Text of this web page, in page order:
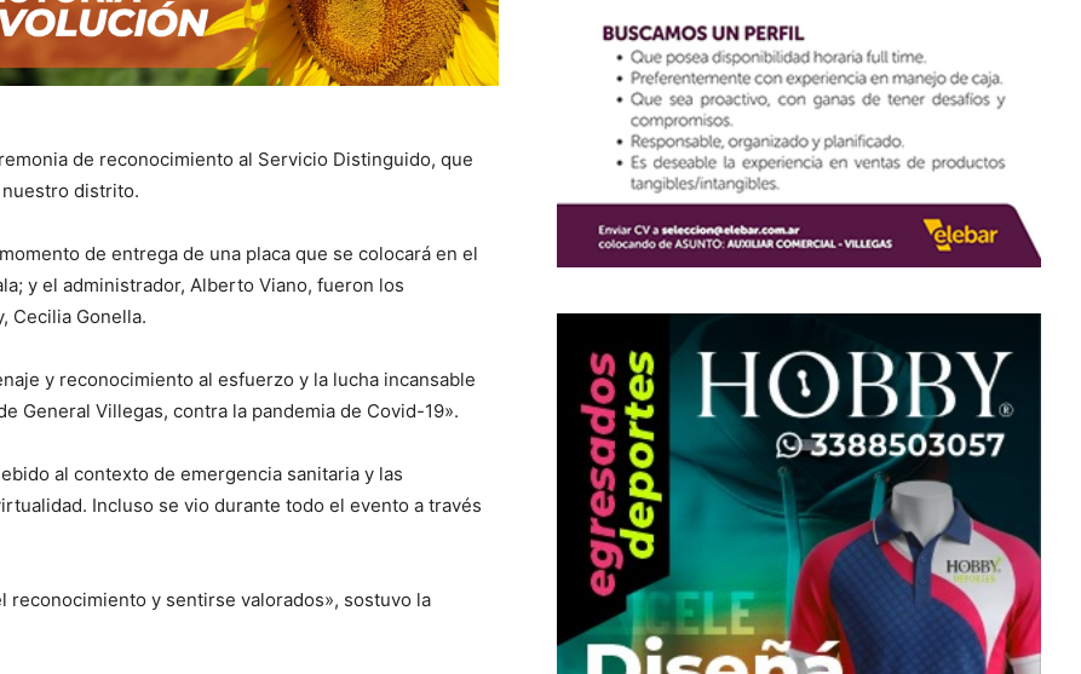
de reconocimiento al Servicio Distinguido, que
distrito.
de entrega de una placa que se colocará en el
y el administrador, Alberto Viano, fueron los
Cecilia Gonella.
y reconocimiento al esfuerzo y la lucha incansable
General Villegas, contra la pandemia de Covid-19».
al contexto de emergencia sanitaria y las
Incluso se vio durante todo el evento a través
reconocimiento y sentirse valorados», sostuvo la